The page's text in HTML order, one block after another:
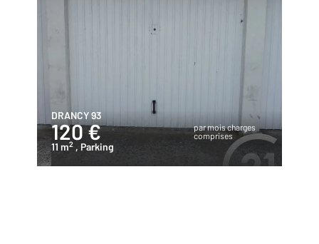
DRANCY 93
120 €
par mois charges
comprises
11 m2 , Parking